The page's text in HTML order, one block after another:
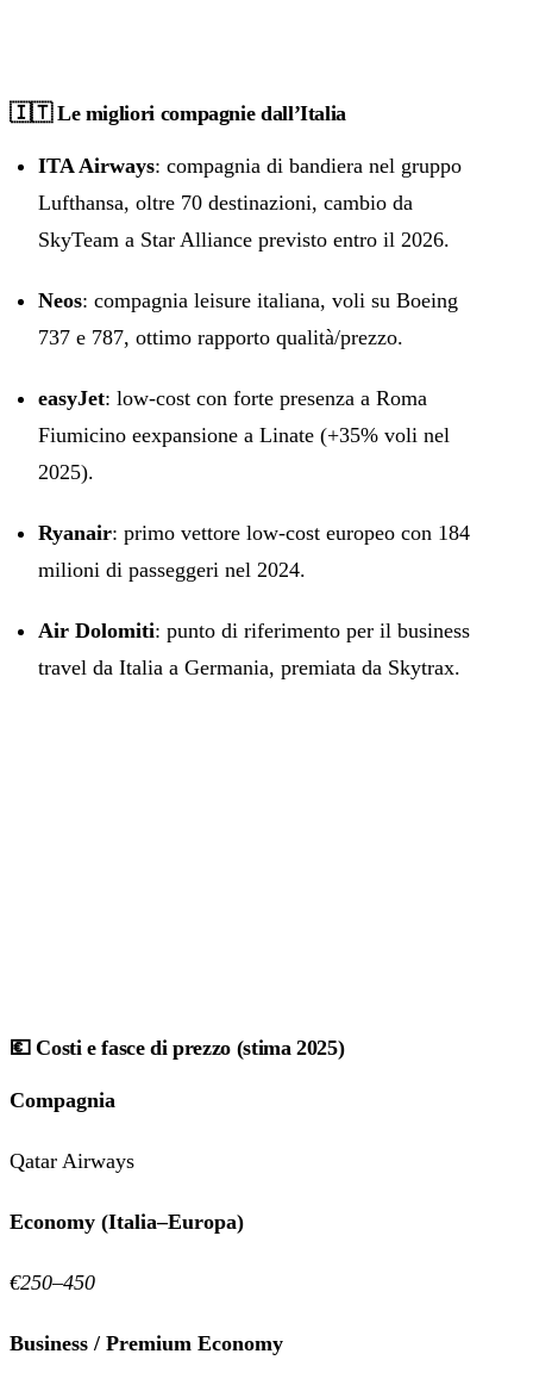
🇮🇹 Le migliori compagnie dall’Italia
ITA Airways: compagnia di bandiera nel gruppo
Lufthansa, oltre 70 destinazioni, cambio da
SkyTeam a Star Alliance previsto entro il 2026.
Neos: compagnia leisure italiana, voli su Boeing
737 e 787, ottimo rapporto qualità/prezzo.
easyJet: low-cost con forte presenza a Roma
Fiumicino eexpansione a Linate (+35% voli nel
2025).
Ryanair: primo vettore low-cost europeo con 184
milioni di passeggeri nel 2024.
Air Dolomiti: punto di riferimento per il business
travel da Italia a Germania, premiata da Skytrax.
💶 Costi e fasce di prezzo (stima 2025)
Compagnia
Qatar Airways
Economy (Italia–Europa)
€250–450
Business / Premium Economy